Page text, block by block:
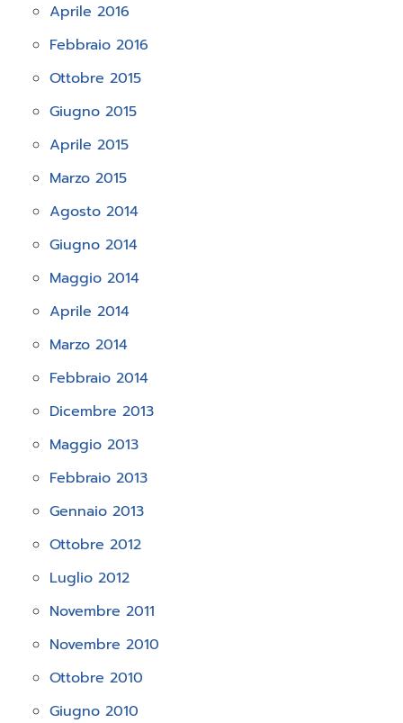
Aprile 2016
Febbraio 2016
Ottobre 2015
Giugno 2015
Aprile 2015
Marzo 2015
Agosto 2014
Giugno 2014
Maggio 2014
Aprile 2014
Marzo 2014
Febbraio 2014
Dicembre 2013
Maggio 2013
Febbraio 2013
Gennaio 2013
Ottobre 2012
Luglio 2012
Novembre 2011
Novembre 2010
Ottobre 2010
Giugno 2010